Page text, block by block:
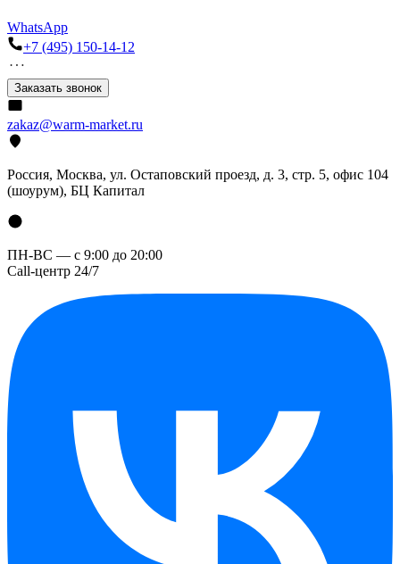
WhatsApp
+7 (495) 150-14-12
Заказать звонок
zakaz@warm-market.ru
Россия, Москва, ул. Остаповский проезд, д. 3, стр. 5, офис 104
(шоурум), БЦ Капитал
ПН-ВС — с 9:00 до 20:00
Call-центр 24/7